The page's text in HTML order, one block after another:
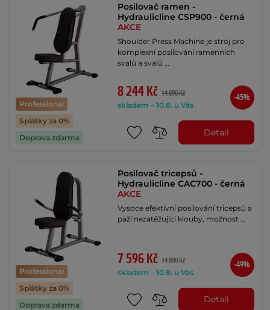
Professional
Splátky za 0%
Doprava zdarma
Posilovač ramen -
Hydraulicline CSP900 - černá
AKCE
Shoulder Press Machine je stroj pro
komplexní posilování ramenních
svalů a svalů …
8 244 Kč 14 890 Kč
skladem – 10.8. u Vás
-45%
Detail
Professional
Splátky za 0%
Doprava zdarma
Posilovač tricepsů -
Hydraulicline CAC700 - černá
AKCE
Vysoce efektivní posilování tricepsů a
paží nezatěžující klouby, možnost …
7 596 Kč 14 890 Kč
skladem – 10.8. u Vás
-49%
Detail